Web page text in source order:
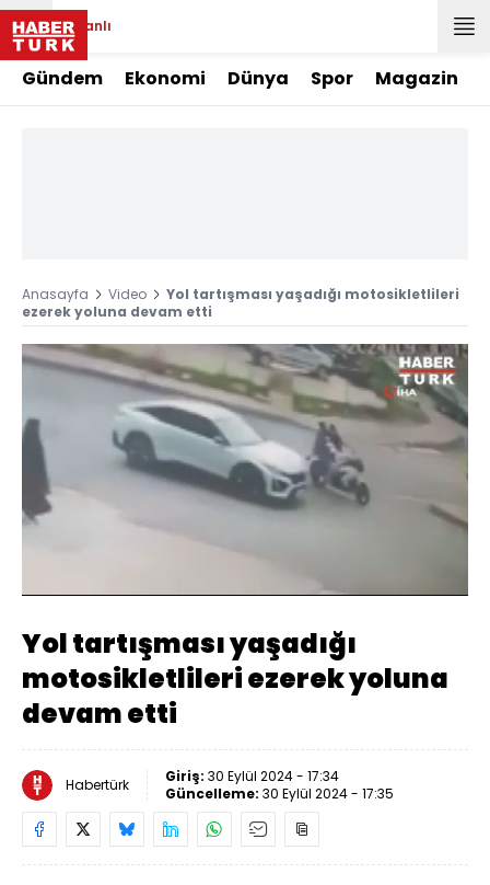
Canlı
Gündem Ekonomi Dünya Spor Magazin
Anasayfa Video
Yol tartışması yaşadığı motosikletlileri
ezerek yoluna devam etti
Aç
Hızı
Yol tartışması yaşadığı
motosikletlileri ezerek yoluna
devam etti
Habertürk Giriş: 30 Eylül 2024 - 17:34
Güncelleme: 30 Eylül 2024 - 17:35